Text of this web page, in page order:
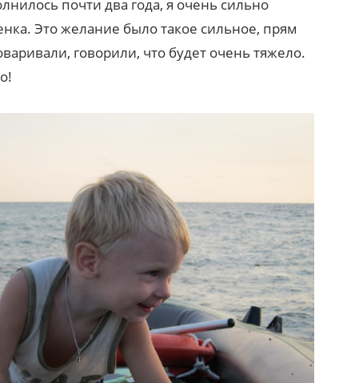
почти два года, я очень сильно
Это желание было такое сильное, прям
говорили, что будет очень тяжело.